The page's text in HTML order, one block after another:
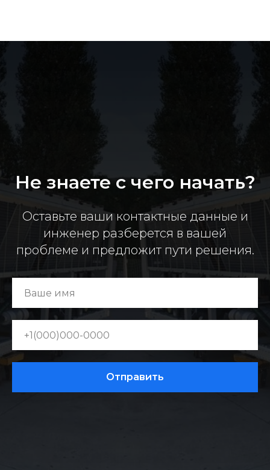
Не знаете с чего начать?
Оставьте ваши контактные данные и
инженер разберется в вашей
проблеме и предложит пути решения.
Отправить